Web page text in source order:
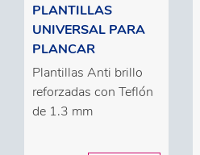
PLANTILLAS
UNIVERSAL PARA
PLANCAR
Plantillas Anti brillo
reforzadas con Teflón
de 1.3 mm